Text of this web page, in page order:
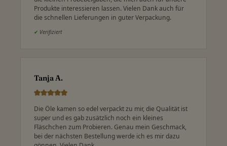
Produkte interessieren lassen. Vielen Dank auch für
die schnellen Lieferungen in guter Verpackung.
✔ Verifiziert
Tanja A.
Die Öle kamen so edel verpackt zu mir, die Qualität ist
super und es gab zusätzlich noch ein kleines
Fläschchen zum Probieren. Genau mein Geschmack,
bei der nächsten Bestellung werde ich es mir dazu